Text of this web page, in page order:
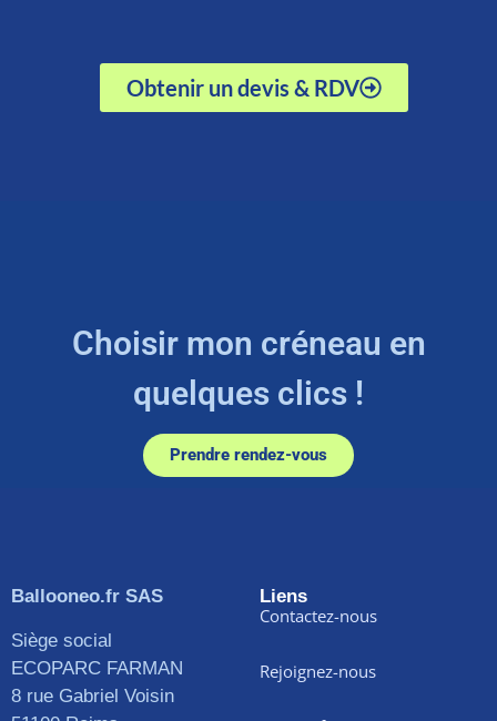
Obtenir un devis & RDV
Choisir mon créneau en
quelques clics !
Prendre rendez-vous
Ballooneo.fr SAS
Siège social
ECOPARC FARMAN
8 rue Gabriel Voisin
Liens
Contactez-nous
Rejoignez-nous